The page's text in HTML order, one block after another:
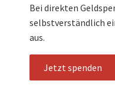
Bei direkten
selbstverständlich
aus.
Jetzt spenden